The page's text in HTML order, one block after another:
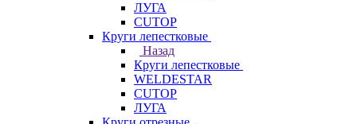
ЛУГА
CUTOP
Круги лепестковые
Назад
Круги лепестковые
WELDESTAR
CUTOP
ЛУГА